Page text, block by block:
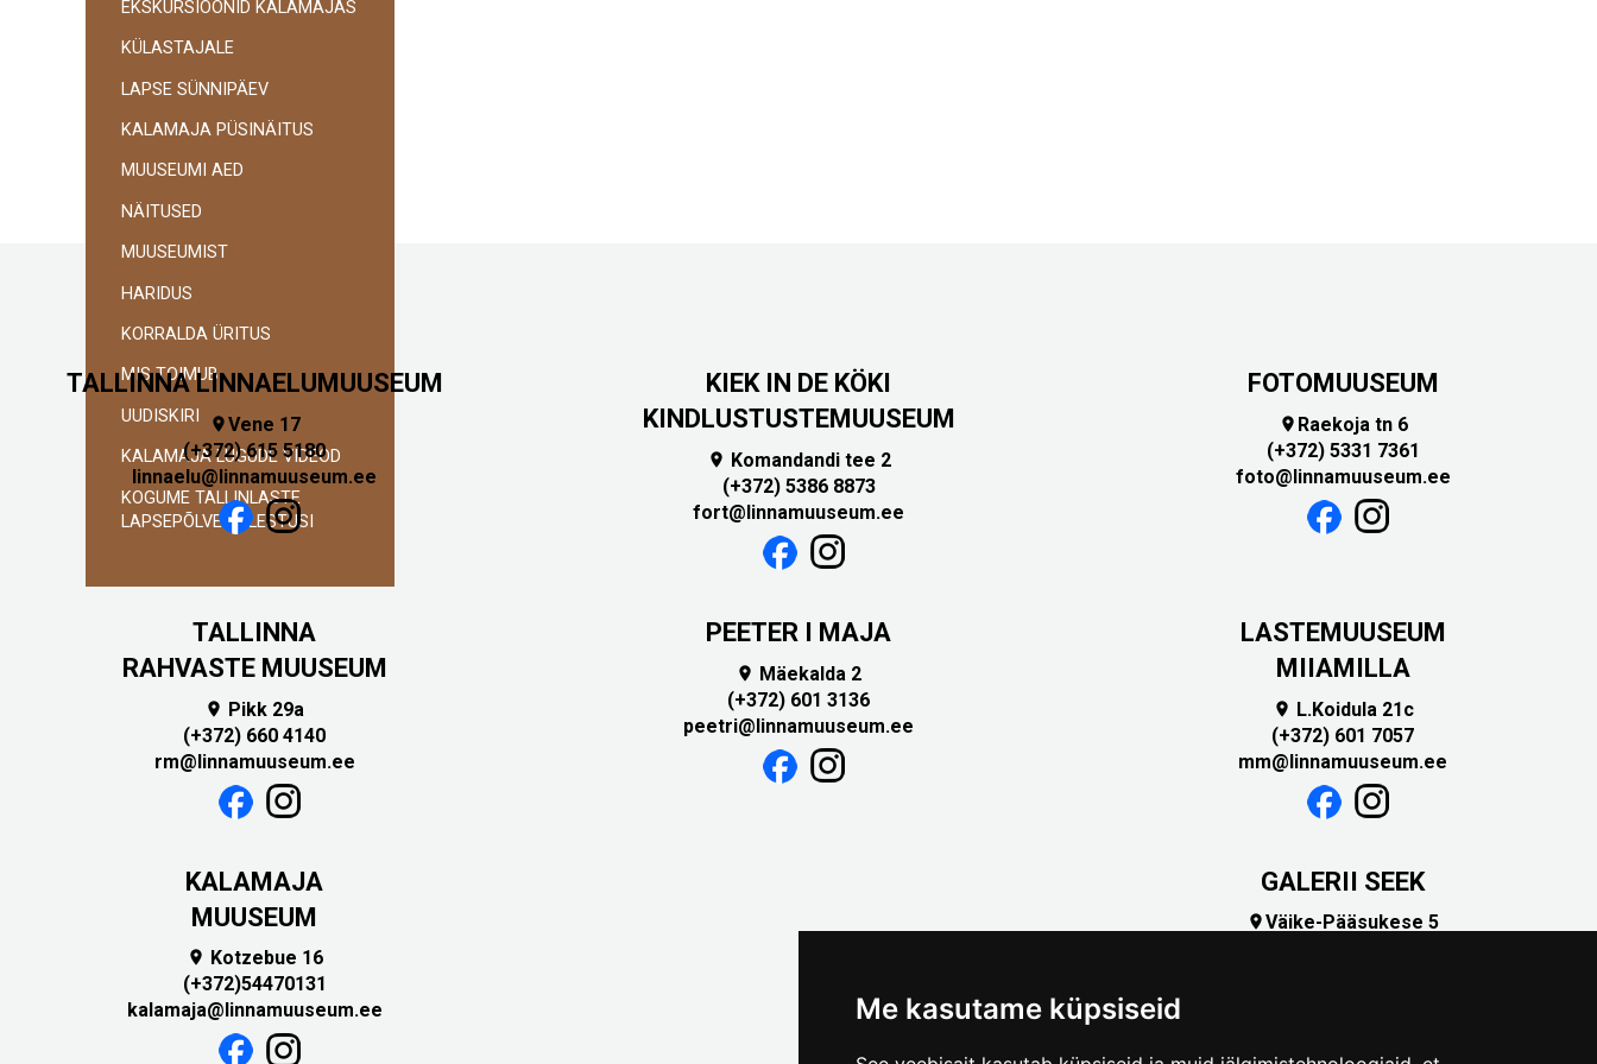
Me kasutame küpsiseid
navigatsioon
EKSKURSIOONID KALAMAJAS
KÜLASTAJALE
LAPSE SÜNNIPÄEV
KALAMAJA PÜSINÄITUS
MUUSEUMI AED
NÄITUSED
MUUSEUMIST
HARIDUS
KORRALDA ÜRITUS
MIS TOIMUB
UUDISKIRI
KALAMAJA LUGUDE VIDEOD
KOGUME TALLINLASTE
LAPSEPÕLVEMÄLESTUSI
TALLINNA LINNAELUMUUSEUM
Vene 17
(+372) 615 5180
linnaelu@linnamuuseum.ee
KIEK IN DE KÖKI
KINDLUSTUSTEMUUSEUM
 Komandandi tee 2
(+372) 5386 8873
fort@linnamuuseum.ee
FOTOMUUSEUM
 Raekoja tn 6
(+372) 5331 7361
foto@linnamuuseum.ee
TALLINNA
RAHVASTE MUUSEUM
 Pikk 29a
(+372) 660 4140
rm@linnamuuseum.ee
PEETER I MAJA
 Mäekalda 2
(+372) 601 3136
peetri@linnamuuseum.ee
LASTEMUUSEUM
MIIAMILLA
 L.Koidula 21c
(+372) 601 7057
mm@linnamuuseum.ee
KALAMAJA
MUUSEUM

Kotzebue 16
(+372)54470131
kalamaja@linnamuuseum.ee
GALERII SEEK
Väike-Pääsukese 5